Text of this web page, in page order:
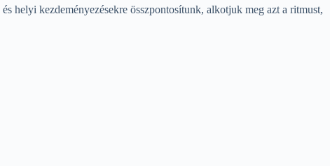
helyi kezdeményezésekre összpontosítunk, alkotjuk meg azt a ritmust,